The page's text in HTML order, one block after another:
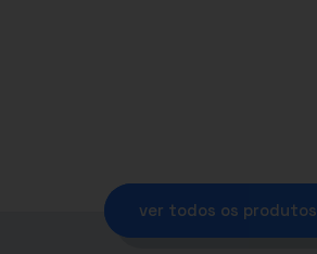
ver todos os produtos